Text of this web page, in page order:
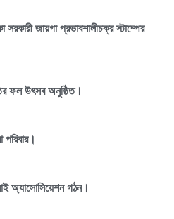
সরকারী জায়গা প্রভাবশালীচক্র স্টাম্পের
ফল উৎসব অনুষ্ঠিত।
পরিবার।
অ্যাসোসিয়েশন গঠন।